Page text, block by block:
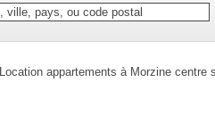
Location appartements à Morzine centre